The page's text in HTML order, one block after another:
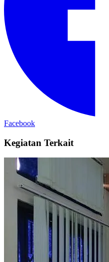
Facebook
Kegiatan Terkait